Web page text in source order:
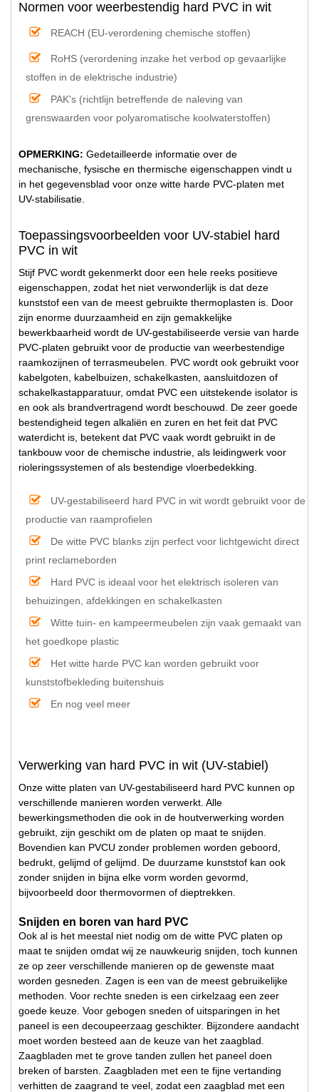
Normen voor weerbestendig hard PVC in wit
REACH (EU-verordening chemische stoffen)
RoHS (verordening inzake het verbod op gevaarlijke
stoffen in de elektrische industrie)
PAK's (richtlijn betreffende de naleving van
grenswaarden voor polyaromatische koolwaterstoffen)
OPMERKING: Gedetailleerde informatie over de
mechanische, fysische en thermische eigenschappen vindt u
in het gegevensblad voor onze witte harde PVC-platen met
UV-stabilisatie.
Toepassingsvoorbeelden voor UV-stabiel hard
PVC in wit
Stijf PVC wordt gekenmerkt door een hele reeks positieve
eigenschappen, zodat het niet verwonderlijk is dat deze
kunststof een van de meest gebruikte thermoplasten is. Door
zijn enorme duurzaamheid en zijn gemakkelijke
bewerkbaarheid wordt de UV-gestabiliseerde versie van harde
PVC-platen gebruikt voor de productie van weerbestendige
raamkozijnen of terrasmeubelen. PVC wordt ook gebruikt voor
kabelgoten, kabelbuizen, schakelkasten, aansluitdozen of
schakelkastapparatuur, omdat PVC een uitstekende isolator is
en ook als brandvertragend wordt beschouwd. De zeer goede
bestendigheid tegen alkaliën en zuren en het feit dat PVC
waterdicht is, betekent dat PVC vaak wordt gebruikt in de
tankbouw voor de chemische industrie, als leidingwerk voor
rioleringssystemen of als bestendige vloerbedekking.
UV-gestabiliseerd hard PVC in wit wordt gebruikt voor de
productie van raamprofielen
De witte PVC blanks zijn perfect voor lichtgewicht direct
print reclameborden
Hard PVC is ideaal voor het elektrisch isoleren van
behuizingen, afdekkingen en schakelkasten
Witte tuin- en kampeermeubelen zijn vaak gemaakt van
het goedkope plastic
Het witte harde PVC kan worden gebruikt voor
kunststofbekleding buitenshuis
En nog veel meer
Verwerking van hard PVC in wit (UV-stabiel)
Onze witte platen van UV-gestabiliseerd hard PVC kunnen op
verschillende manieren worden verwerkt. Alle
bewerkingsmethoden die ook in de houtverwerking worden
gebruikt, zijn geschikt om de platen op maat te snijden.
Bovendien kan PVCU zonder problemen worden geboord,
bedrukt, gelijmd of gelijmd. De duurzame kunststof kan ook
zonder snijden in bijna elke vorm worden gevormd,
bijvoorbeeld door thermovormen of dieptrekken.
Snijden en boren van hard PVC
Ook al is het meestal niet nodig om de witte PVC platen op
maat te snijden omdat wij ze nauwkeurig snijden, toch kunnen
ze op zeer verschillende manieren op de gewenste maat
worden gesneden. Zagen is een van de meest gebruikelijke
methoden. Voor rechte sneden is een cirkelzaag een zeer
goede keuze. Voor gebogen sneden of uitsparingen in het
paneel is een decoupeerzaag geschikter. Bijzondere aandacht
moet worden besteed aan de keuze van het zaagblad.
Zaagbladen met te grove tanden zullen het paneel doen
breken of barsten. Zaagbladen met een te fijne vertanding
verhitten de zaagrand te veel, zodat een zaagblad met een